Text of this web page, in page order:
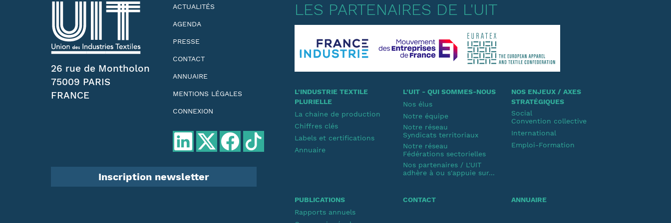
26 rue de Montholon
75009 PARIS
FRANCE
ACTUALITÉS
AGENDA
PRESSE
CONTACT
ANNUAIRE
MENTIONS LÉGALES
CONNEXION
Inscription newsletter
LES PARTENAIRES DE L'UIT
L'INDUSTRIE TEXTILE
PLURIELLE
La chaine de production
Chiffres clés
Labels et certifications
Annuaire
L'UIT - QUI SOMMES-NOUS
Nos élus
Notre équipe
Notre réseau
Syndicats territoriaux
Notre réseau
Fédérations sectorielles
Nos partenaires / L'UIT
adhère à ou s'appuie sur...
NOS ENJEUX / AXES
STRATÉGIQUES
Social
Convention collective
International
Emploi-Formation
PUBLICATIONS
Rapports annuels
CONTACT ANNUAIRE